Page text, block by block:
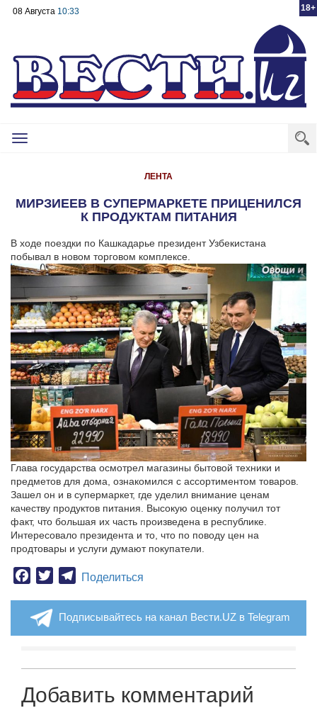
18+
08 Августа 10:33
Toggle
ЛЕНТА
МИРЗИЕЕВ В СУПЕРМАРКЕТЕ ПРИЦЕНИЛСЯ
К ПРОДУКТАМ ПИТАНИЯ
В ходе поездки по Кашкадарье президент Узбекистана
побывал в новом торговом комплексе.
Глава государства осмотрел магазины бытовой техники и
предметов для дома, ознакомился с ассортиментом товаров.
Зашел он и в супермаркет, где уделил внимание ценам
качеству продуктов питания. Высокую оценку получил тот
факт, что большая их часть произведена в республике.
Интересовало президента и то, что по поводу цен на
продтовары и услуги думают покупатели.
Facebook
TwitterTelegram
Поделиться
Подписывайтесь на канал Вести.UZ в Telegram
Добавить комментарий